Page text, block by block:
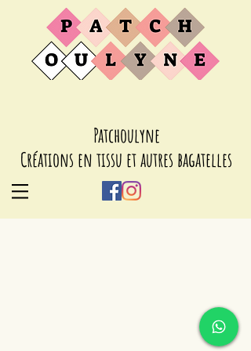
Patchoulyne
Créations en tissu et autres bagatelles